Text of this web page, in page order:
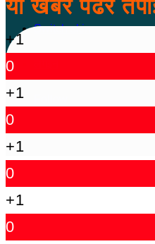
Switch skin
℃
यो खबर पढेर
+1
0
+1
0
+1
0
+1
0